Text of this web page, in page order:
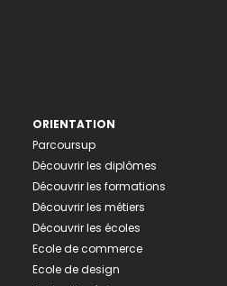
ORIENTATION
Parcoursup
Découvrir les diplômes
Découvrir les formations
Découvrir les métiers
Découvrir les écoles
Ecole de commerce
Ecole de design